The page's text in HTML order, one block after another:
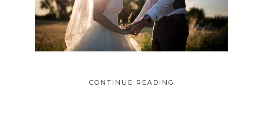
CONTINUE READING